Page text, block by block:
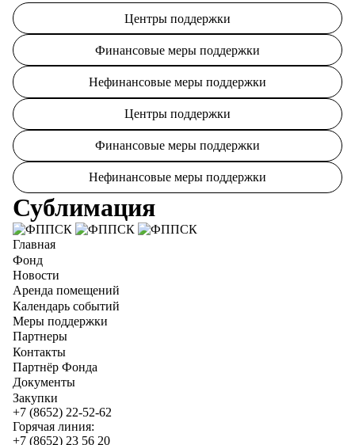
Центры поддержки
Финансовые меры поддержки
Нефинансовые меры поддержки
Центры поддержки
Финансовые меры поддержки
Нефинансовые меры поддержки
Сублимация
Главная
Фонд
Новости
Аренда помещений
Календарь событий
Меры поддержки
Партнеры
Контакты
Партнёр Фонда
Документы
Закупки
+7 (8652) 22-52-62
Горячая линия:
+7 (8652) 23 56 20